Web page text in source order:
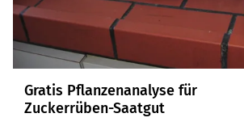
Gratis Pflanzenanalyse für
Zuckerrüben-Saatgut